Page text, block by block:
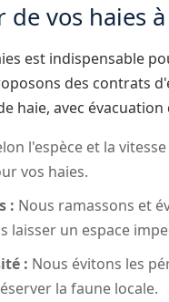
vos haies
est indispensable
des contrats
haie, avec
l'espèce et la
vos haies.
: Nous ramassons et
laisser un espace
: Nous évitons les
la faune locale.